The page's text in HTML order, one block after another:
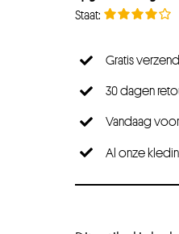
Gratis
30 dagen
Vandaag
Al onze